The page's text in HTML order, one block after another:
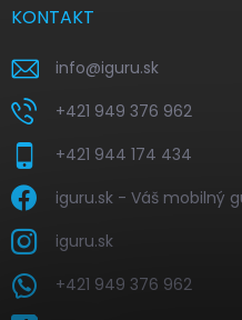
KONTAKT
info@iguru.sk
+421 949 376 962
+421 944 174 434
iguru.sk - Váš mobilný
iguru.sk
+421 949 376 962